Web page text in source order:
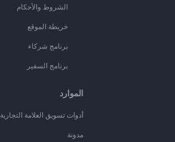
الشروط والأحكام
خريطة الموقع
برنامج شركاء
برنامج السفير
الموارد
أدوات تسويق العلامة التجارية
مدونة